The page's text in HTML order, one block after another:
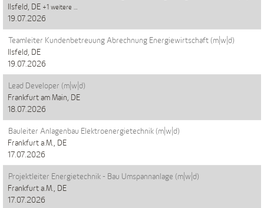
Ilsfeld, DE +1 weitere …
19.07.2026
Teamleiter Kundenbetreuung Abrechnung Energiewirtschaft (m|w|d)
Ilsfeld, DE
19.07.2026
Lead Developer (m|w|d)
Frankfurt am Main, DE
18.07.2026
Bauleiter Anlagenbau Elektroenergietechnik (m|w|d)
Frankfurt a.M., DE
17.07.2026
Projektleiter Energietechnik - Bau Umspannanlage (m|w|d)
Frankfurt a.M., DE
17.07.2026